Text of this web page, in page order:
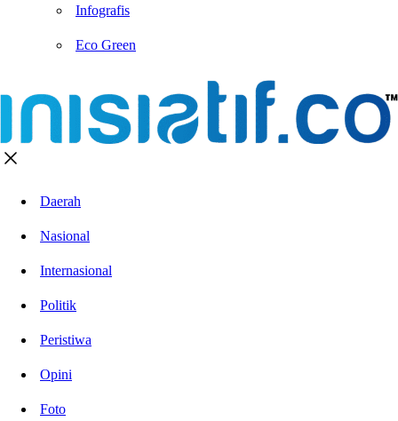
Infografis
Eco Green
Daerah
Nasional
Internasional
Politik
Peristiwa
Opini
Foto